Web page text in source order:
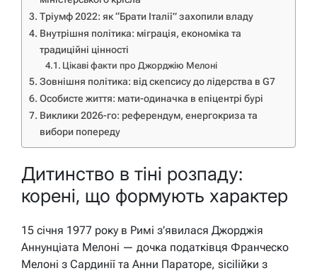
Тріумф 2022: як “Брати Італії” захопили владу
Внутрішня політика: міграція, економіка та
традиційні цінності
Цікаві факти про Джорджію Мелоні
Зовнішня політика: від скепсису до лідерства в G7
Особисте життя: мати-одиначка в епіцентрі бурі
Виклики 2026-го: референдум, енергокриза та
вибори попереду
Дитинство в тіні розпаду:
корені, що формують характер
15 січня 1977 року в Римі з’явилася Джорджія
Аннунціата Мелоні — дочка податківця Франческо
Мелоні з Сардинії та Анни Параторе, sicilійки з